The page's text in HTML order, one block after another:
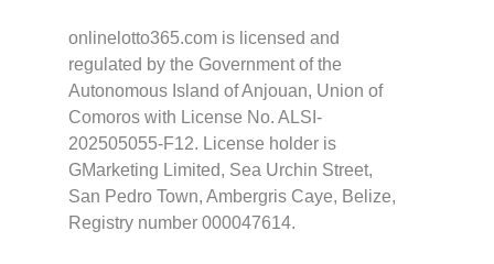
onlinelotto365.com is licensed and
regulated by the Government of the
Autonomous Island of Anjouan, Union of
Comoros with License No. ALSI-
202505055-F12. License holder is
GMarketing Limited, Sea Urchin Street,
San Pedro Town, Ambergris Caye, Belize,
Registry number 000047614.